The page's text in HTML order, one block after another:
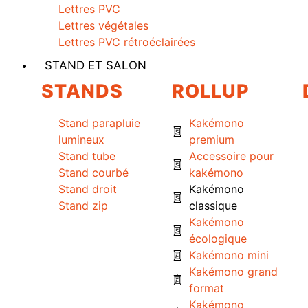
Lettres PVC
Lettres végétales
Lettres PVC rétroéclairées
STAND ET SALON
STANDS
Stand parapluie
lumineux
Stand tube
Stand courbé
Stand droit
Stand zip
ROLLUP
Kakémono
premium
Accessoire pour
kakémono
Kakémono
classique
Kakémono
écologique
Kakémono mini
Kakémono grand
format
Kakémono